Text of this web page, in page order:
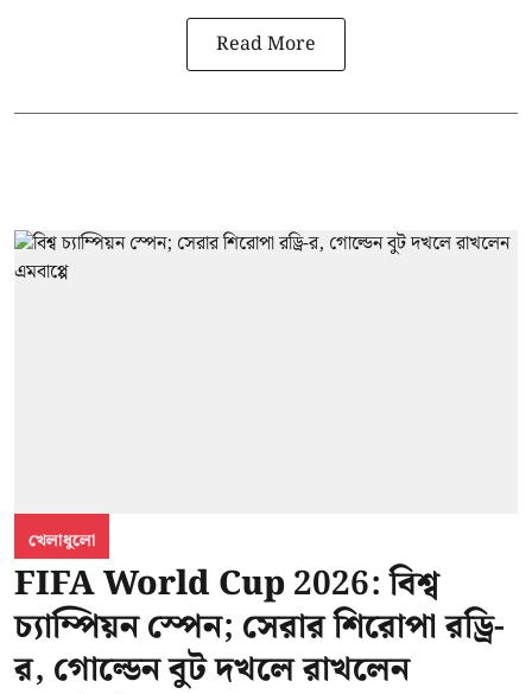
Read More
খেলাধুলো
FIFA World Cup 2026: বিশ্ব
চ্যাম্পিয়ন স্পেন; সেরার শিরোপা রড্রি-
র, গোল্ডেন বুট দখলে রাখলেন